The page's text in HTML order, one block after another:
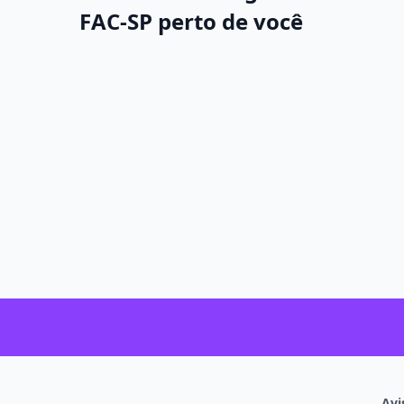
tomada de decisões financeiras.
Além das aulas teóricas, o curso geralmente
trabalhos práticos, uso desoftwarescontábeis
FAC-SP perto de você